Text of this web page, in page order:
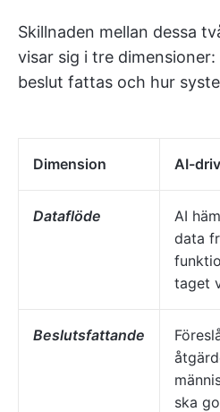
Skillnaden mellan dessa
visar sig i tre
beslut fattas och hur
Dimension AI-
Dataflöde
AI
data
taget
Beslutsfattande
ska